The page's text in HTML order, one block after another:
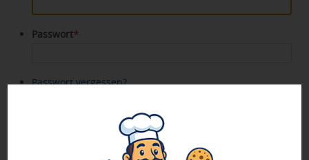
*
Passwort
Passwort vergessen?